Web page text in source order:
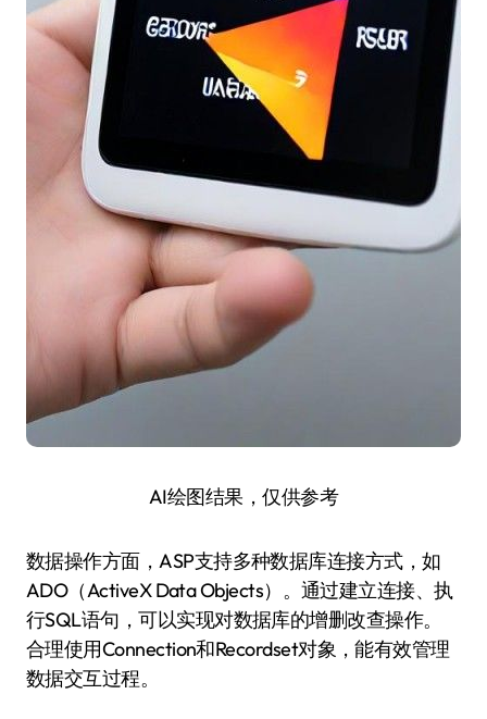
AI绘图结果，仅供参考
数据操作方面，ASP支持多种数据库连接方式，如
ADO（ActiveX Data Objects）。通过建立连接、执
行SQL语句，可以实现对数据库的增删改查操作。
合理使用Connection和Recordset对象，能有效管理
数据交互过程。